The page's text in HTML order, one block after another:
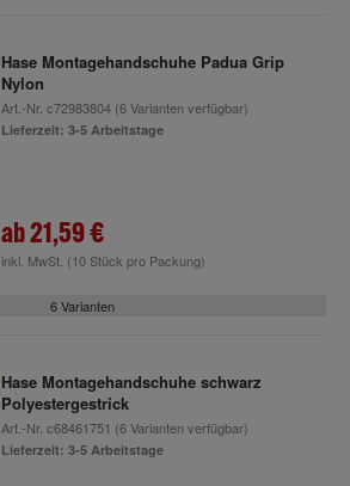
Hase Montagehandschuhe Padua Grip
Nylon
Art.-Nr. c72983804(6 Varianten verfügbar)
Lieferzeit: 3-5 Arbeitstage
ab21,59 €
inkl. MwSt. (10 Stück pro Packung)
6 Varianten
Hase Montagehandschuhe schwarz
Polyestergestrick
Art.-Nr. c68461751 (6 Varianten verfügbar)
Lieferzeit: 3-5 Arbeitstage